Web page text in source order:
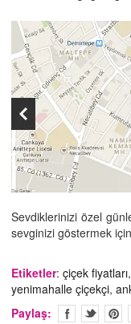
Sevdiklerinizi özel
sevginizi göstermek
Etiketler: çiçek fiyatları,
yenimahalle çiçekçi,
Paylaş: